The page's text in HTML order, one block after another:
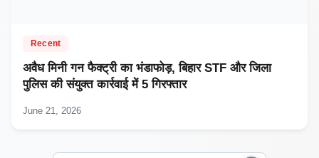
Recent
अवैध मिनी गन फैक्ट्री का भंडाफोड़, बिहार STF और जिला
पुलिस की संयुक्त कार्रवाई में 5 गिरफ्तार
June 21, 2026